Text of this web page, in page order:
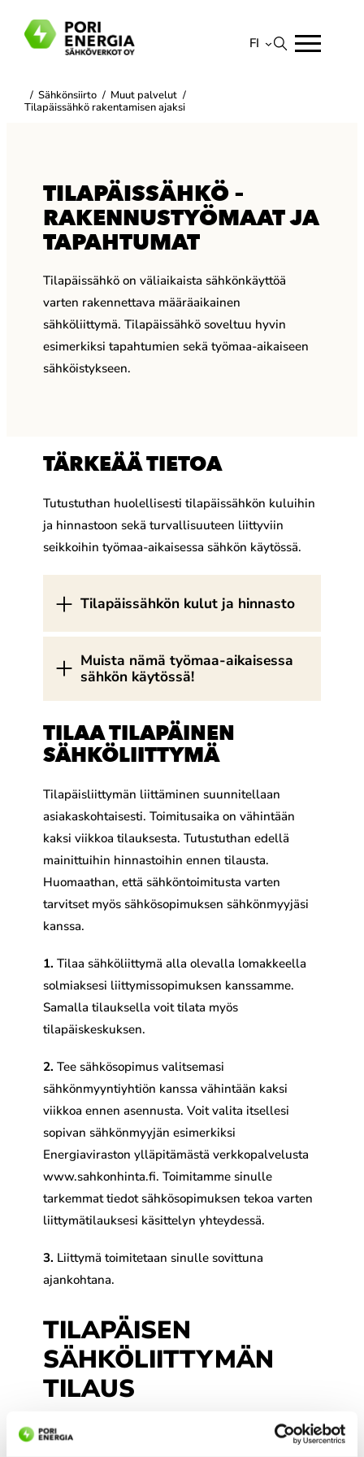
Siirry
sisältöön
FI
/ Sähkönsiirto / Muut palvelut /
Tilapäissähkö rakentamisen ajaksi
TILAPÄISSÄHKÖ –
RAKENNUSTYÖMAAT JA
TAPAHTUMAT
Tilapäissähkö on väliaikaista sähkönkäyttöä
varten rakennettava määräaikainen
sähköliittymä. Tilapäissähkö soveltuu hyvin
esimerkiksi tapahtumien sekä työmaa-aikaiseen
sähköistykseen.
TÄRKEÄÄ TIETOA
Tutustuthan huolellisesti tilapäissähkön kuluihin
ja hinnastoon sekä turvallisuuteen liittyviin
seikkoihin työmaa-aikaisessa sähkön käytössä.
Tilapäissähkön kulut ja hinnasto
Muista nämä työmaa-aikaisessa
sähkön käytössä!
TILAA TILAPÄINEN
SÄHKÖ­LIITTYMÄ
Tilapäisliittymän liittäminen suunnitellaan
asiakaskohtaisesti. Toimitusaika on vähintään
kaksi viikkoa tilauksesta. Tutustuthan edellä
mainittuihin hinnastoihin ennen tilausta.
Huomaathan, että sähköntoimitusta varten
tarvitset myös sähkösopimuksen sähkönmyyjäsi
kanssa.
1. Tilaa sähköliittymä alla olevalla lomakkeella
solmiaksesi liittymissopimuksen kanssamme.
Samalla tilauksella voit tilata myös
tilapäiskeskuksen.
2. Tee sähkösopimus valitsemasi
sähkönmyyntiyhtiön kanssa vähintään kaksi
viikkoa ennen asennusta. Voit valita itsellesi
sopivan sähkönmyyjän esimerkiksi
Energiaviraston ylläpitämästä verkkopalvelusta
www.sahkonhinta.fi. Toimitamme sinulle
tarkemmat tiedot sähkösopimuksen tekoa varten
liittymätilauksesi käsittelyn yhteydessä.
3. Liittymä toimitetaan sinulle sovittuna
ajankohtana.
TILAPÄISEN
SÄHKÖLIITTYMÄN
TILAUS